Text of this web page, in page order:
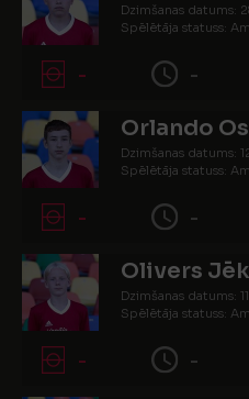
Dzimšanas datums:
Spēlētāja statuss:
- -
Orlando
Dzimšanas datums:
Spēlētāja statuss:
- -
Olivers
Dzimšanas datums:
Spēlētāja statuss:
- -